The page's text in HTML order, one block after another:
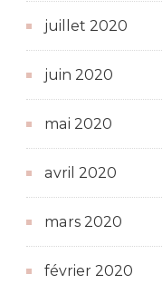
juillet 2020
juin 2020
mai 2020
avril 2020
mars 2020
février 2020